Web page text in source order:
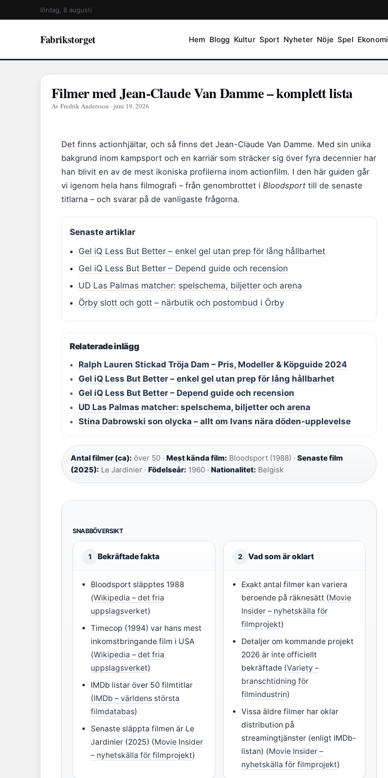
lördag, 8 augusti
Fabrikstorget Hem Blogg Kultur Sport Nyheter Nöje Spel Ekonomi
Filmer med Jean-Claude Van Damme – komplett lista
Av Fredrik Andersson · juni 19, 2026
Det finns actionhjältar, och så finns det Jean-Claude Van Damme. Med sin unika
bakgrund inom kampsport och en karriär som sträcker sig över fyra decennier har
han blivit en av de mest ikoniska profilerna inom actionfilm. I den här guiden går
vi igenom hela hans filmografi – från genombrottet i Bloodsport till de senaste
titlarna – och svarar på de vanligaste frågorna.
Senaste artiklar
Gel iQ Less But Better – enkel gel utan prep för lång hållbarhet
Gel iQ Less But Better – Depend guide och recension
UD Las Palmas matcher: spelschema, biljetter och arena
Örby slott och gott – närbutik och postombud i Örby
Relaterade inlägg
Ralph Lauren Stickad Tröja Dam – Pris, Modeller & Köpguide 2024
Gel iQ Less But Better – enkel gel utan prep för lång hållbarhet
Gel iQ Less But Better – Depend guide och recension
UD Las Palmas matcher: spelschema, biljetter och arena
Stina Dabrowski son olycka – allt om Ivans nära döden-upplevelse
Antal filmer (ca): över 50 · Mest kända film: Bloodsport (1988) · Senaste film
(2025): Le Jardinier · Födelseår: 1960 · Nationalitet: Belgisk
SNABBÖVERSIKT
1 Bekräftade fakta
Bloodsport släpptes 1988
(Wikipedia – det fria
uppslagsverket)
Timecop (1994) var hans mest
inkomstbringande film i USA
(Wikipedia – det fria
uppslagsverket)
IMDb listar över 50 filmtitlar
(IMDb – världens största
filmdatabas)
Senaste släppta filmen är Le
Jardinier (2025) (Movie Insider
– nyhetskälla för filmprojekt)
2 Vad som är oklart
Exakt antal filmer kan variera
beroende på räknesätt (Movie
Insider – nyhetskälla för
filmprojekt)
Detaljer om kommande projekt
2026 är inte officiellt
bekräftade (Variety –
branschtidning för
filmindustrin)
Vissa äldre filmer har oklar
distribution på
streamingtjänster (enligt IMDb-
listan) (Movie Insider –
nyhetskälla för filmprojekt)